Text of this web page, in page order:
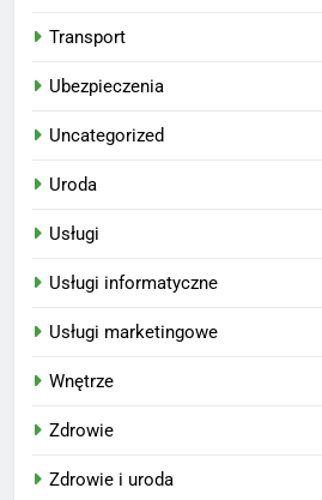
Transport
Ubezpieczenia
Uncategorized
Uroda
Usługi
Usługi informatyczne
Usługi marketingowe
Wnętrze
Zdrowie
Zdrowie i uroda